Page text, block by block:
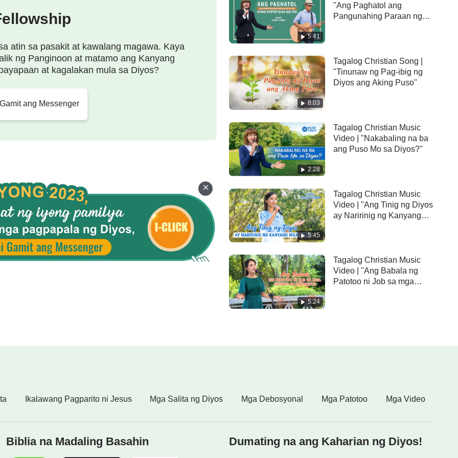
atin sa pasakit at kawalang magawa. Kaya
ng Panginoon at matamo ang Kanyang
at kagalakan mula sa Diyos?
ang Messenger
5:41
"Ang Paghatol ang
Pangunahing Paraan ng
8:03
Tagalog Christian Song |
"Tinunaw ng Pag-ibig ng
Diyos ang Aking Puso"
2:28
Tagalog Christian Music
Video | "Nakabaling na ba
ang Puso Mo sa Diyos?"
5:45
Tagalog Christian Music
Video | "Ang Tinig ng Diyos
ay Naririnig ng Kanyang
5:24
Tagalog Christian Music
Video | "Ang Babala ng
Patotoo ni Job sa mga
Ikalawang Pagparito ni Jesus Mga Salita ng Diyos Mga Debosyonal Mga Patotoo Mga Video
Biblia na Madaling Basahin Dumating na ang Kaharian ng Diyos!